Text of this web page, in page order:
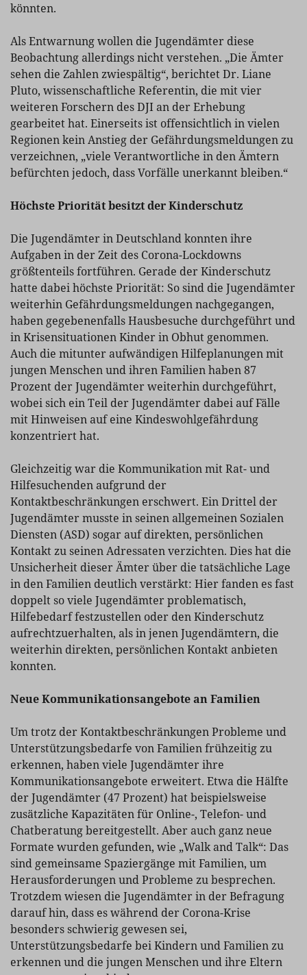
könnten.
Als Entwarnung wollen die Jugendämter diese
Beobachtung allerdings nicht verstehen. „Die Ämter
sehen die Zahlen zwiespältig“, berichtet Dr. Liane
Pluto, wissenschaftliche Referentin, die mit vier
weiteren Forschern des DJI an der Erhebung
gearbeitet hat. Einerseits ist offensichtlich in vielen
Regionen kein Anstieg der Gefährdungsmeldungen zu
verzeichnen, „viele Verantwortliche in den Ämtern
befürchten jedoch, dass Vorfälle unerkannt bleiben.“
Höchste Priorität besitzt der Kinderschutz
Die Jugendämter in Deutschland konnten ihre
Aufgaben in der Zeit des Corona-Lockdowns
größtenteils fortführen. Gerade der Kinderschutz
hatte dabei höchste Priorität: So sind die Jugendämter
weiterhin Gefährdungsmeldungen nachgegangen,
haben gegebenenfalls Hausbesuche durchgeführt und
in Krisensituationen Kinder in Obhut genommen.
Auch die mitunter aufwändigen Hilfeplanungen mit
jungen Menschen und ihren Familien haben 87
Prozent der Jugendämter weiterhin durchgeführt,
wobei sich ein Teil der Jugendämter dabei auf Fälle
mit Hinweisen auf eine Kindeswohlgefährdung
konzentriert hat.
Gleichzeitig war die Kommunikation mit Rat- und
Hilfesuchenden aufgrund der
Kontaktbeschränkungen erschwert. Ein Drittel der
Jugendämter musste in seinen allgemeinen Sozialen
Diensten (ASD) sogar auf direkten, persönlichen
Kontakt zu seinen Adressaten verzichten. Dies hat die
Unsicherheit dieser Ämter über die tatsächliche Lage
in den Familien deutlich verstärkt: Hier fanden es fast
doppelt so viele Jugendämter problematisch,
Hilfebedarf festzustellen oder den Kinderschutz
aufrechtzuerhalten, als in jenen Jugendämtern, die
weiterhin direkten, persönlichen Kontakt anbieten
konnten.
Neue Kommunikationsangebote an Familien
Um trotz der Kontaktbeschränkungen Probleme und
Unterstützungsbedarfe von Familien frühzeitig zu
erkennen, haben viele Jugendämter ihre
Kommunikationsangebote erweitert. Etwa die Hälfte
der Jugendämter (47 Prozent) hat beispielsweise
zusätzliche Kapazitäten für Online-, Telefon- und
Chatberatung bereitgestellt. Aber auch ganz neue
Formate wurden gefunden, wie „Walk and Talk“: Das
sind gemeinsame Spaziergänge mit Familien, um
Herausforderungen und Probleme zu besprechen.
Trotzdem wiesen die Jugendämter in der Befragung
darauf hin, dass es während der Corona-Krise
besonders schwierig gewesen sei,
Unterstützungsbedarfe bei Kindern und Familien zu
erkennen und die jungen Menschen und ihre Eltern